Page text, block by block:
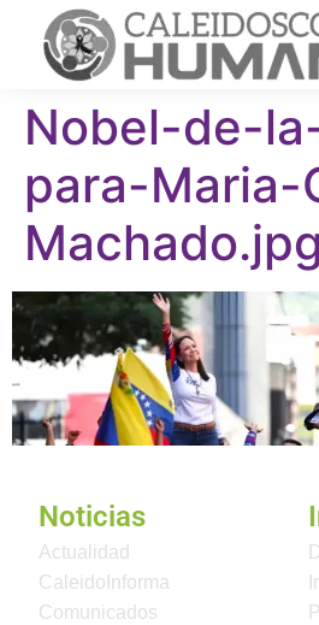
Nobel-de-
para-Maria-
Machado.jpg
Noticias
Actualidad
CaleidoInforma
Comunicados